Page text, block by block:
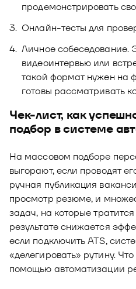
продемонстрировать
Онлайн-тесты для
Личное собеседование.
видеоинтервью или
такой формат нужен на
готовы рассматривать
Чек-лист, как
подбор в системе
На массовом подборе
выгорают, если проводят
ручная публикация
просмотр резюме, и
задач, на которые
результате снижается
если подключить ATS,
«делегировать» рутину.
помощью автоматизации